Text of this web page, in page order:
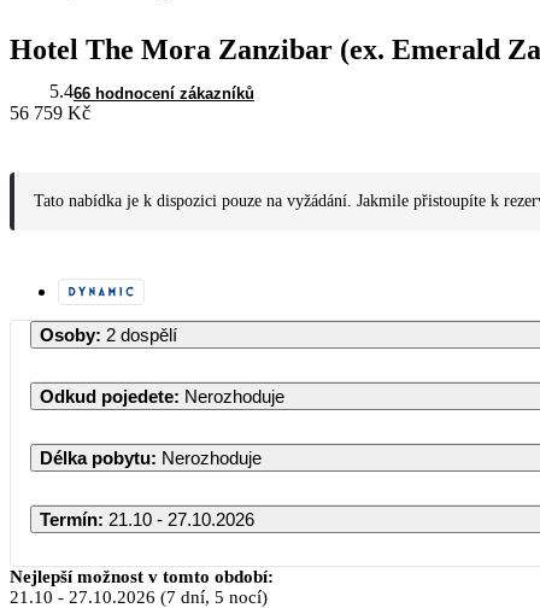
Hotel The Mora Zanzibar (ex. Emerald
5.466 hodnocení zákazníků
56 759 Kč
Tato nabídka je k dispozici pouze na vyžádání. Jakmile přistoupíte k
Osoby: 2 dospělí
Odkud pojedete: Nerozhoduje
Délka pobytu: Nerozhoduje
Termín: 21.10 - 27.10.2026
Nejlepší možnost v tomto období:
21.10 - 27.10.2026 (7 dní, 5 nocí)